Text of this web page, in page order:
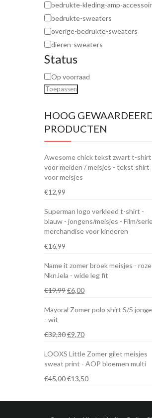
bedrukte-kleding-amp-
bedrukte-sweaters
overige-bedrukte-sweaters
dieren-sweaters
Status
Op voorraad
Toepassen
HOOG
PRODUCTEN
Awesome chick tekst zwart t-shirt
voor meiden / meisjes - tekst shirt
voor meisjes
€12,99
Superman logo verkleed t-shirt -
blauw - jongens/meisjes - Film/
merchandise voor kinderen
€16,99
Name it zomer broek meisjes -
NknJela - wide leg fit
€19,99Oorspronkelijke
was:
€6,00Huidige
is:
Mayoral Zomer polo shirt S/S
- wit
€32,30Oorspronkelijke
was:
€32,30.
€9,70Huidige
is:
€9,70.
LOOXS Little Zomer gilet meisjes
sweat print - AOP bloemen multi
€45,00Oorspronkelijke
€13,50Huidige